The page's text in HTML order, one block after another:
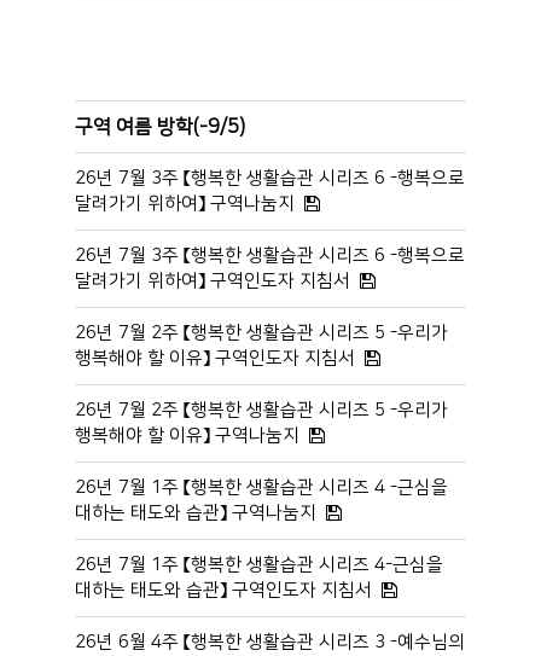
구역 여름 방학(-9/5)
26년 7월 3주 【행복한 생활습관 시리즈 6 -행복으로
달려가기 위하여】 구역나눔지
26년 7월 3주 【행복한 생활습관 시리즈 6 -행복으로
달려가기 위하여】 구역인도자 지침서
26년 7월 2주 【행복한 생활습관 시리즈 5 -우리가
행복해야 할 이유】 구역인도자 지침서
26년 7월 2주 【행복한 생활습관 시리즈 5 -우리가
행복해야 할 이유】 구역나눔지
26년 7월 1주 【행복한 생활습관 시리즈 4 -근심을
대하는 태도와 습관】 구역나눔지
26년 7월 1주 【행복한 생활습관 시리즈 4-근심을
대하는 태도와 습관】 구역인도자 지침서
26년 6월 4주 【행복한 생활습관 시리즈 3 -예수님의